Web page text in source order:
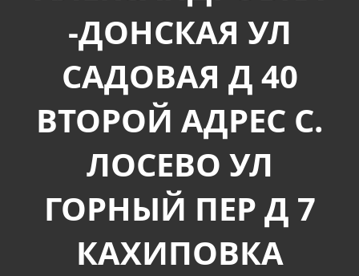
-ДОНСКАЯ УЛ
САДОВАЯ Д 40
ВТОРОЙ АДРЕС С.
ЛОСЕВО УЛ
ГОРНЫЙ ПЕР Д 7
КАХИПОВКА